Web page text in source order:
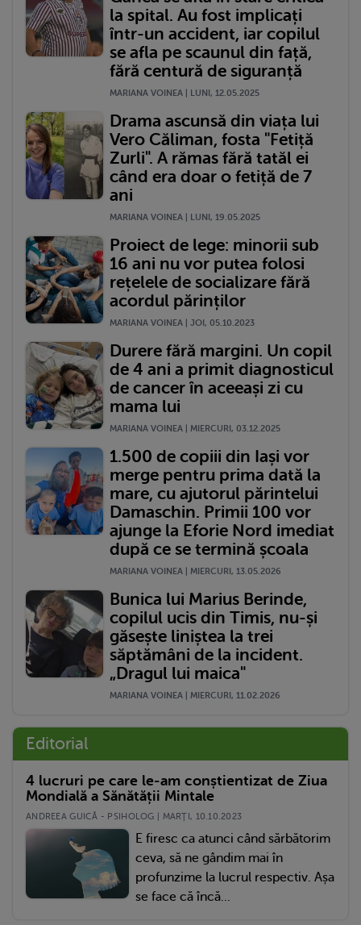
la spital. Au fost implicați
într-un accident, iar copilul
se afla pe scaunul din față,
fără centură de siguranță
MARIANA VOINEA | LUNI, 12.05.2025
Drama ascunsă din viața lui
Vero Căliman, fosta "Fetiță
Zurli". A rămas fără tatăl ei
când era doar o fetiță de 7
ani
MARIANA VOINEA | LUNI, 19.05.2025
Proiect de lege: minorii sub
16 ani nu vor putea folosi
rețelele de socializare fără
acordul părinților
MARIANA VOINEA | JOI, 05.10.2023
Durere fără margini. Un copil
de 4 ani a primit diagnosticul
de cancer în aceeași zi cu
mama lui
MARIANA VOINEA | MIERCURI, 03.12.2025
1.500 de copiii din Iași vor
merge pentru prima dată la
mare, cu ajutorul părintelui
Damaschin. Primii 100 vor
ajunge la Eforie Nord imediat
după ce se termină școala
MARIANA VOINEA | MIERCURI, 13.05.2026
Bunica lui Marius Berinde,
copilul ucis din Timis, nu-și
găsește liniștea la trei
săptămâni de la incident.
„Dragul lui maica"
MARIANA VOINEA | MIERCURI, 11.02.2026
Editorial
4 lucruri pe care le-am conștientizat de Ziua
Mondială a Sănătății Mintale
ANDREEA GUICĂ - PSIHOLOG | MARŢI, 10.10.2023
E firesc ca atunci când sărbătorim
ceva, să ne gândim mai în
profunzime la lucrul respectiv. Așa
se face că încă...